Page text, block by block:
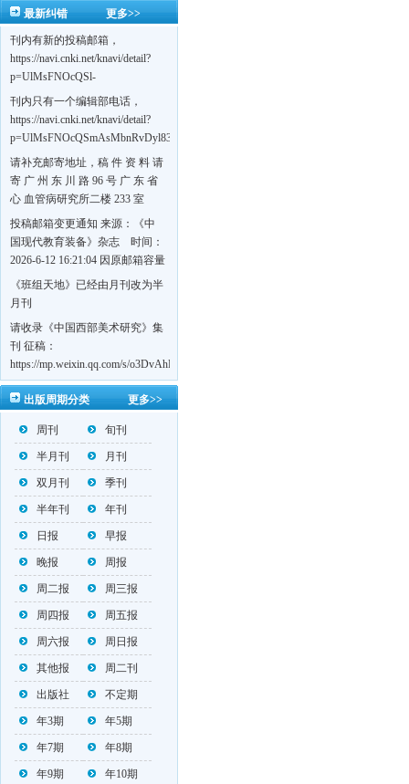
更多>>
最新纠错
刊内有新的投稿邮箱，
https://navi.cnki.net/knavi/detail?
p=UlMsFNOcQSl-
刊内只有一个编辑部电话，
https://navi.cnki.net/knavi/detail?
p=UlMsFNOcQSmAsMbnRvDyl83fGGu5dcrBYtF-
w7VFJdSWT5tem1RQ5W2sC5HRG-
S8mH75DuljrTVfVeoXxT4L0b-
Yrk7HaGd7C2w5FD7nrnLRR5Q57zsTTQ==&uniplatform=NZKPT&language=CHS
请补充邮寄地址，稿 件 资 料 请
寄 广 州 东 川 路 96 号 广 东 省
心 血管病研究所二楼 233 室
《岭南心血管病杂志》编辑部
收，
https://navi.cnki.net/knavi/detail?
BMxk-
109PkA==&uniplatform=NZKPT&language=CHS
投稿邮箱变更通知 来源：《中
国现代教育装备》杂志 时间：
2026-6-12 16:21:04 因原邮箱容量
有限，自即日起停止使用，我刊
投稿邮箱变更为 高教投稿邮
邮箱：bedu@cmee.net.cn
《班组天地》已经由月刊改为半
月刊
请收录《中国西部美术研究》集
刊 征稿：
https://mp.weixin.qq.com/s/o3DvAhL6jtTS9ASccwcwPQ
第一辑：
https://mp.weixin.qq.com/s/_w2OMIu6Gs1QL0b_JWhZAQ
更多>>
出版周期分类
周刊 旬刊
半月刊 月刊
双月刊 季刊
半年刊 年刊
日报 早报
晚报 周报
周二报 周三报
周四报 周五报
周六报 周日报
其他报 周二刊
出版社 不定期
年3期 年5期
年7期 年8期
年9期 年10期